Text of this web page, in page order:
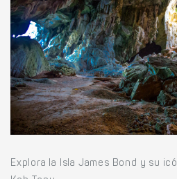
Explora la Isla James Bond y su